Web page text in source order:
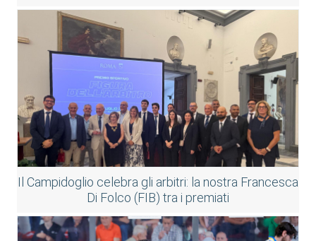
Il Campidoglio celebra gli arbitri: la nostra Francesca
Di Folco (FIB) tra i premiati